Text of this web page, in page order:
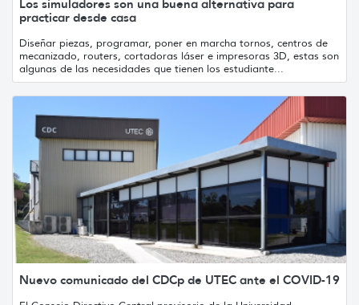
Los simuladores son una buena alternativa para
practicar desde casa
Diseñar piezas, programar, poner en marcha tornos, centros de
mecanizado, routers, cortadoras láser e impresoras 3D, estas son
algunas de las necesidades que tienen los estudiante...
Nuevo comunicado del CDCp de UTEC ante el COVID-19